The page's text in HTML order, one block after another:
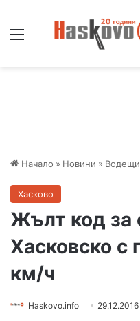
Начало » Новини »
Хасково
Жълт код за
Хасковско с
км/ч
Haskovo.info